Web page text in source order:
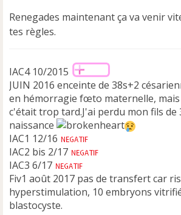
Renegades maintenant ça va venir
tes règles.
IAC4 10/2015
JUIN 2016 enceinte de 38s+2
en hémorragie fœto maternelle,
c'était trop tard.J'ai perdu mon fils de
naissance
IAC1 12/16
IAC2 bis 2/17
IAC3 6/17
Fiv1 août 2017 pas de transfert car
hyperstimulation, 10 embryons
blastocyste.